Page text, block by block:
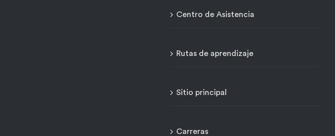
Centro de Asistencia
Rutas de aprendizaje
Sitio principal
Carreras